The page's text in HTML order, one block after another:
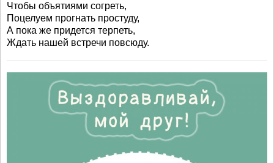
Чтобы объятиями согреть,
Поцелуем прогнать простуду,
А пока же придется терпеть,
Ждать нашей встречи повсюду.